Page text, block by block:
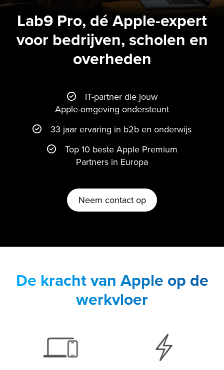
Lab9 Pro, dé Apple-expert
voor bedrijven, scholen en
overheden
IT-partner die jouw
Apple-omgeving ondersteunt
33 jaar ervaring in b2b en onderwijs
Top 10 beste Apple Premium
Partners in Europa
Neem contact op
De kracht van Apple op de
werkvloer